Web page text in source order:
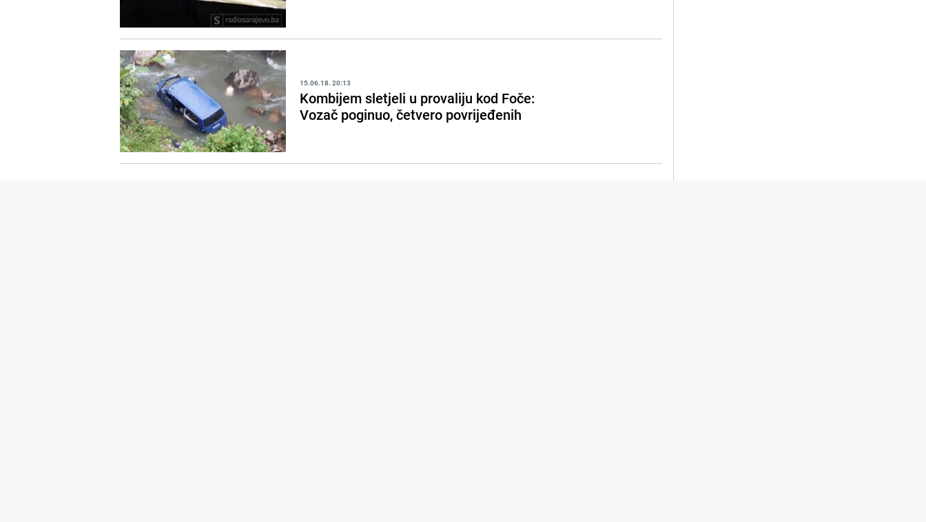
15.06.18. 20:13
Kombijem sletjeli u provaliju kod Foče:
Vozač poginuo, četvero povrijeđenih